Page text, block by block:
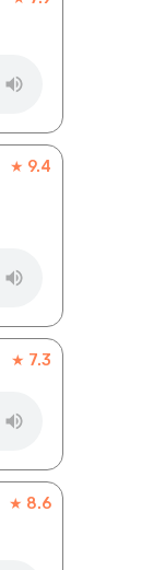
★ 9.4
★ 7.3
★ 8.6